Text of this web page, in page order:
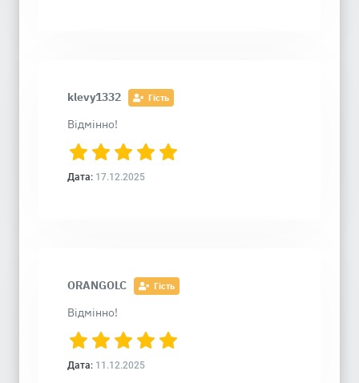
klevy1332 Гість
Відмінно!
Дата: 17.12.2025
ORANGOLC Гість
Відмінно!
Дата: 11.12.2025